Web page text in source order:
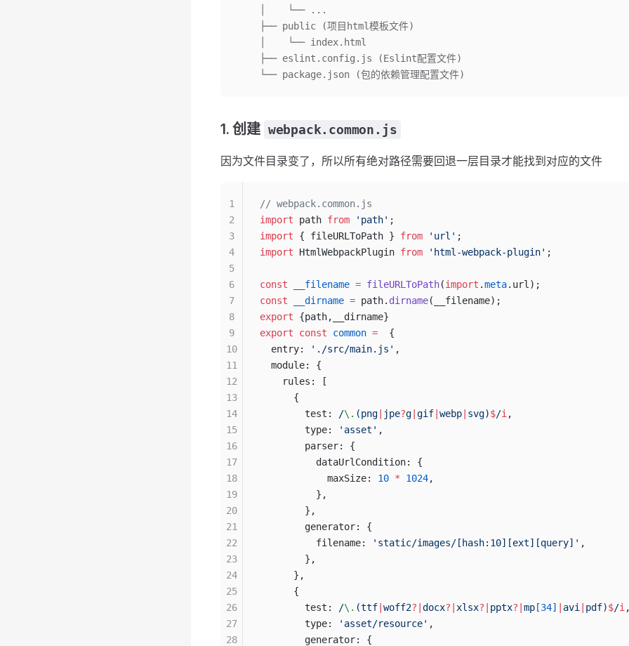
    │    └── ...
    ├── public (项目html模板文件)
    │    └── index.html
    ├── eslint.config.js (Eslint配置文件)
    └── package.json (包的依赖管理配置文件)
1. 创建 webpack.common.js
因为文件目录变了，所以所有绝对路径需要回退一层目录才能找到对应的文件
// webpack.common.js
import path from 'path' ;
import { fileURLToPath } from 'url' ;
import HtmlWebpackPlugin from 'html-webpack-plugin' ;
const __filename = fileURLToPath(import .meta.url);
const __dirname = path. dirname(__filename);
export {path,__dirname}
export const common =
  {
  entry:
'./src/main.js' ,
  module: {
    rules: [
      {
        test:
/\. (png jpe?g gif webp svg)$/i ,
        type:
'asset' ,
        parser: {
          dataUrlCondition: {
            maxSize:
10 * 1024,
          },
        },
        generator: {
          filename:
'static/images/[hash:10][ext][query]' ,
        },
      },
      {
        test:
/\. (ttf woff2?| docx?| xlsx?| pptx?| mp [34] avi pdf)$/i
        type:
'asset/resource' ,
        generator: {
1
2
3
4
5
6
7
8
9
10
11
12
13
14
15
16
17
18
19
20
21
22
23
24
25
26
27
28